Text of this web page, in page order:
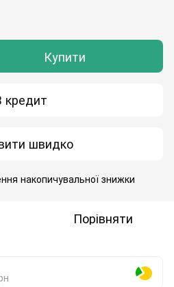
Купити
кредит
швидко
накопичувальної знижки
Порівняти